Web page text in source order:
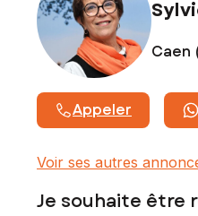
Caen
Appeler
Voir ses autres
Je souhaite être